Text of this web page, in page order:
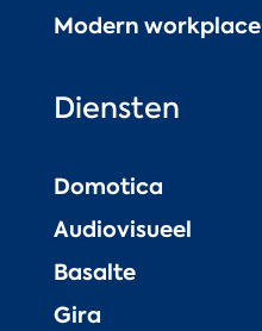
Modern workplace
Diensten
Domotica
Audiovisueel
Basalte
Gira